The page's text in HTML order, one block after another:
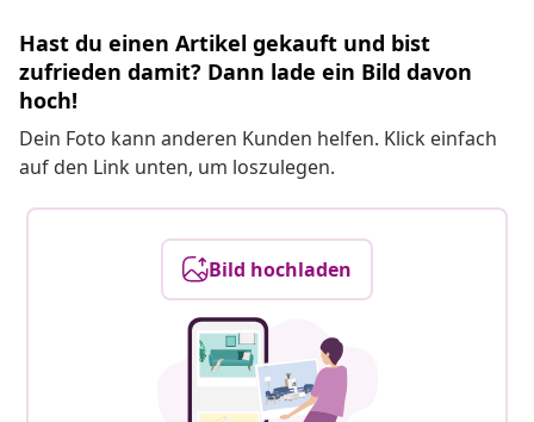
Hast du einen Artikel gekauft und bist
zufrieden damit? Dann lade ein Bild davon
hoch!
Dein Foto kann anderen Kunden helfen. Klick einfach
auf den Link unten, um loszulegen.
Bild hochladen